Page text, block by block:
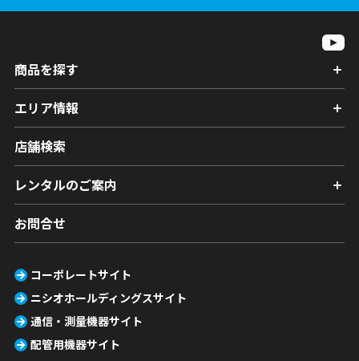
商品を探す
エリア情報
店舗検索
レンタルのご案内
お問合せ
コーポレートサイト
ニシオホールディングスサイト
通信・測量機器サイト
配管用機器サイト